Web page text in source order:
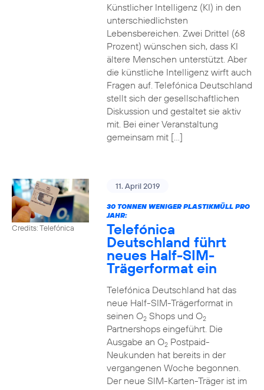
Künstlicher Intelligenz (KI) in den
unterschiedlichsten
Lebensbereichen. Zwei Drittel (68
Prozent) wünschen sich, dass KI
ältere Menschen unterstützt. Aber
die künstliche Intelligenz wirft auch
Fragen auf. Telefónica Deutschland
stellt sich der gesellschaftlichen
Diskussion und gestaltet sie aktiv
mit. Bei einer Veranstaltung
gemeinsam mit […]
Credits: Telefónica
11. April 2019
30 TONNEN WENIGER PLASTIKMÜLL PRO
JAHR:
Telefónica
Deutschland führt
neues Half-SIM-
Trägerformat ein
Telefónica Deutschland hat das
neue Half-SIM-Trägerformat in
seinen O2Shops und O2
Partnershops eingeführt. Die
Ausgabe an O2Postpaid-
Neukunden hat bereits in der
vergangenen Woche begonnen.
Der neue SIM-Karten-Träger ist im